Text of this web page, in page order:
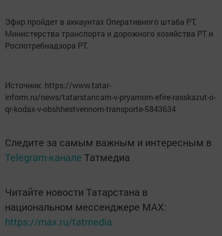
Эфир пройдет в аккаунтах Оперативного штаба РТ,
Министерства транспорта и дорожного хозяйства РТ и
Роспотребнадзора РТ.
Источник: https://www.tatar-
inform.ru/news/tatarstancam-v-pryamom-efire-rasskazut-o-
qr-kodax-v-obshhestvennom-transporte-5843634
Следите за самым важным и интересным в
Telegram-канале Татмедиа
Читайте новости Татарстана в
национальном мессенджере MАХ:
https://max.ru/tatmedia